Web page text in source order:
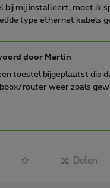
bij mij installeert, moet ik
type ethernet kabels
door Martin
toestel bijgeplaatst die
bbox/router weer zoals
Delen